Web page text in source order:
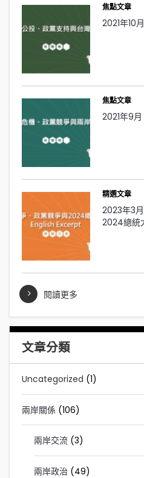
焦點文章
2021年10
焦點文章
2021年9月
精選文章
2023年3
2024總統
閱讀更多
文章分類
Uncategorized (1)
兩岸關係 (106)
兩岸交流 (3)
兩岸政治 (49)